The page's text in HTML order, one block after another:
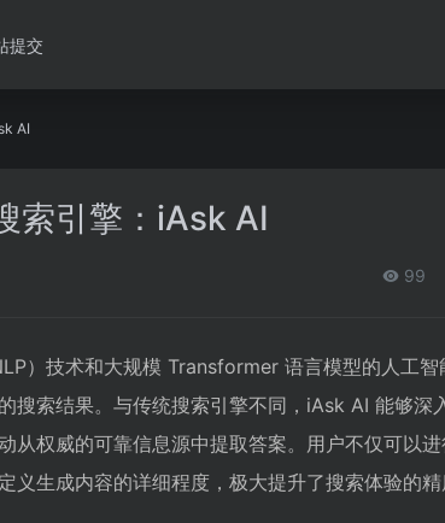
提交
AI
索引擎：iAsk AI
99
）技术和大规模 Transformer 语言模型的人工智
搜索结果。与传统搜索引擎不同，iAsk AI 能够深
从权威的可靠信息源中提取答案。用户不仅可以
义生成内容的详细程度，极大提升了搜索体验的